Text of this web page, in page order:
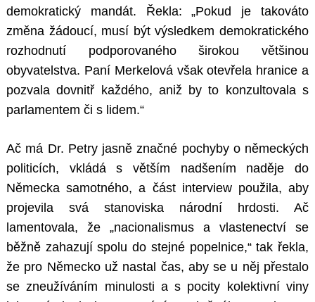
demokratický mandát. Řekla: „Pokud je takováto
změna žádoucí, musí být výsledkem demokratického
rozhodnutí podporovaného širokou většinou
obyvatelstva. Paní Merkelová však otevřela hranice a
pozvala dovnitř každého, aniž by to konzultovala s
parlamentem či s lidem.“
Ač má Dr. Petry jasně značné pochyby o německých
politicích, vkládá s větším nadšením naděje do
Německa samotného, a část interview použila, aby
projevila svá stanoviska národní hrdosti. Ač
lamentovala, že „nacionalismus a vlastenectví se
běžně zahazují spolu do stejné popelnice,“ tak řekla,
že pro Německo už nastal čas, aby se u něj přestalo
se zneužíváním minulosti a s pocity kolektivní viny